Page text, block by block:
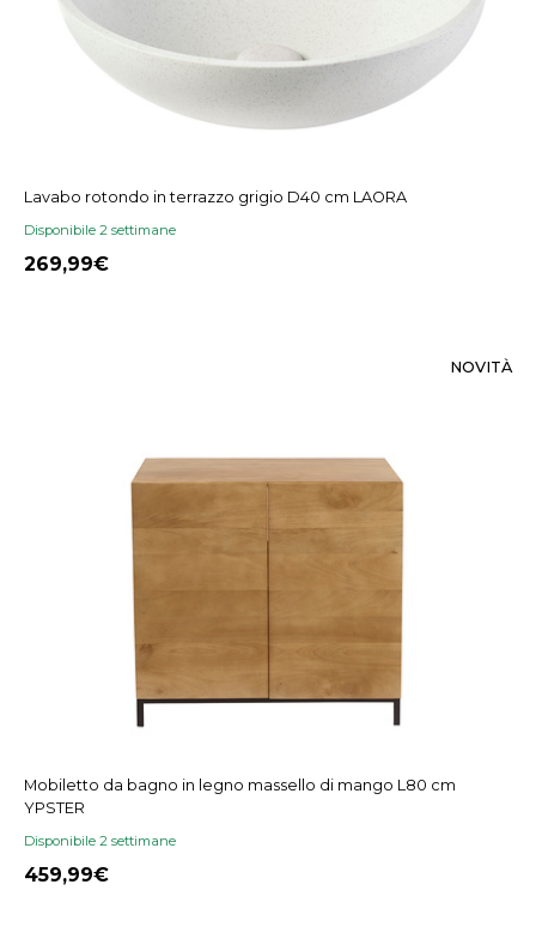
Lavabo rotondo in terrazzo grigio D40 cm LAORA
Disponibile 2 settimane
269,99
NOVITÀ
Mobiletto da bagno in legno massello di mango L80 cm
YPSTER
Disponibile 2 settimane
459,99